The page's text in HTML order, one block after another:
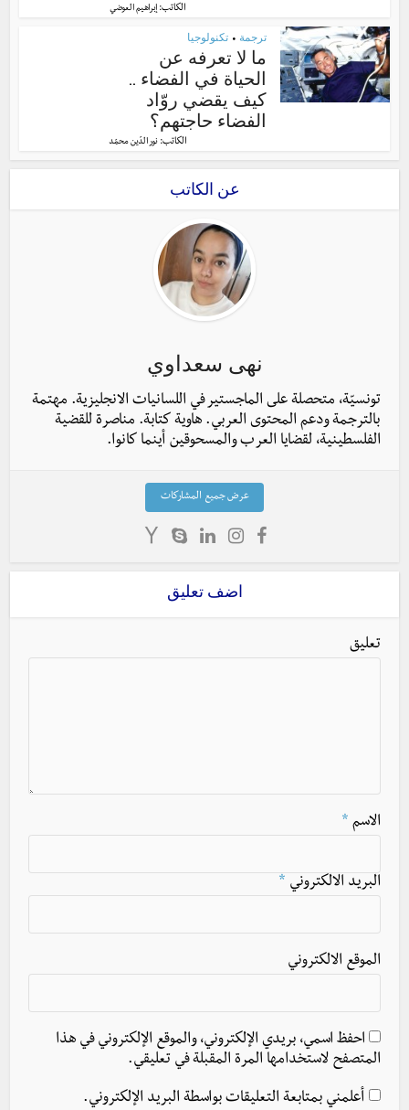
الكاتب:إبراهيم العوضي
ترجمة • تكنولوجيا
ما لا تعرفه عن
الحياة في الفضاء ..
كيف يقضي روّاد
الفضاء حاجتهم؟
الكاتب:نور الدّين محمّد
عن الكاتب
نهى سعداوي
تونسيّة، متحصلة على الماجستير في اللسانيات الانجليزية. مهتمة
بالترجمة ودعم المحتوى العربي. هاوية كتابة. مناصرة للقضية
الفلسطينية، لقضايا العرب والمسحوقين أينما كانوا.
عرض جميع المشاركات
اضف تعليق
تعليق
الاسم *
البريد الالكتروني *
الموقع الالكتروني
احفظ اسمي، بريدي الإلكتروني، والموقع الإلكتروني في هذا
المتصفح لاستخدامها المرة المقبلة في تعليقي.
أعلمني بمتابعة التعليقات بواسطة البريد الإلكتروني.